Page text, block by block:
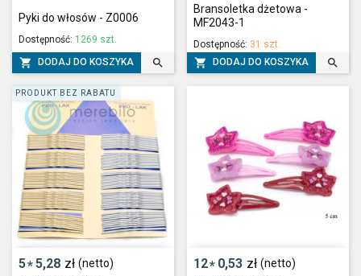
Pyki do włosów - Z0006
Dostępność: 1269 szt.
 DODAJ DO KOSZYKA 
Bransoletka dżetowa -
MF2043-1
Dostępność: 31 szt.
 DODAJ DO KOSZYKA 
5*5,28 zł (netto)
PRODUKT BEZ RABATU
12* 0,53 zł (netto)